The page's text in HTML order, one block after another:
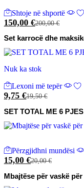
Shtoje në shportë
150,00 €200,00€
Set karrocë dhe
Nuk ka stok
Lexoni më tepër
9,75 €19,50€
SET TOTAL ME 6 PJES
Përzgjidhni mundësi
15,00 €20,00€
Mbajtëse për vaskë